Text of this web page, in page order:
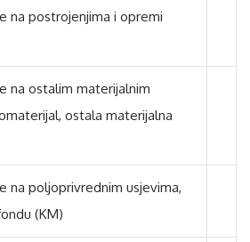
postrojenjima i opremi
ostalim materijalnim
ostala materijalna
poljoprivrednim usjevima,
(KM)